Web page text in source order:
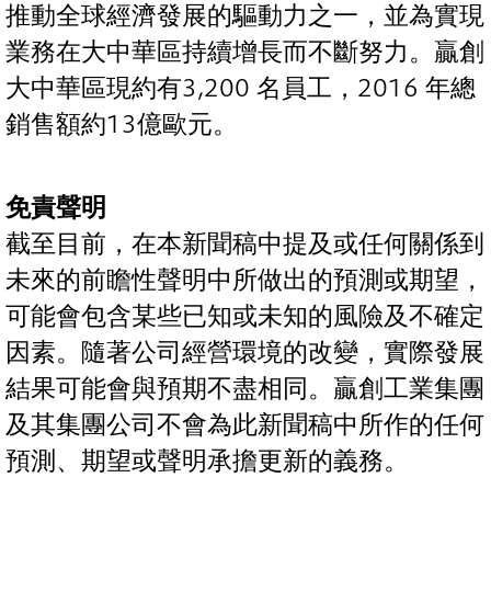
推動全球經濟發展的驅動力之一，並為實現
業務在大中華區持續增長而不斷努力。贏創
大中華區現約有3,200 名員工，2016 年總
銷售額約13億歐元。
免責聲明
截至目前，在本新聞稿中提及或任何關係到
未來的前瞻性聲明中所做出的預測或期望，
可能會包含某些已知或未知的風險及不確定
因素。隨著公司經營環境的改變，實際發展
結果可能會與預期不盡相同。贏創工業集團
及其集團公司不會為此新聞稿中所作的任何
預測、期望或聲明承擔更新的義務。